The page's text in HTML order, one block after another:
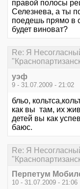
правой полосы
Селезнева, а ты
поедешь прямо в
будет виноват?
Re: Я
уэф
9 - 31.07.2009 - 21:02
бльо,
как вы там, их
детей вы как
баюс.
Re: Я
Перпетум
10 - 31.07.2009 - 21:06